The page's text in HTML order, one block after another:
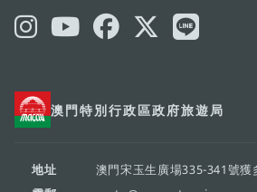
澳門特別行政區政府旅遊局
地址
澳門宋玉生廣場335-341號獲